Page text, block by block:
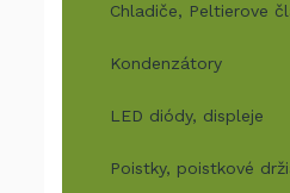
Chladiče, Peltierove
Kondenzátory
LED diódy, displeje
Poistky, poistkové